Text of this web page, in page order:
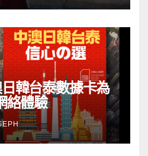
韓台泰數據卡為
絡體驗